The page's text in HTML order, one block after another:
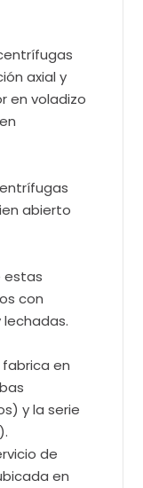
axial y
en voladizo
abierto
estas
con
lechadas.
en
y la serie
de
en